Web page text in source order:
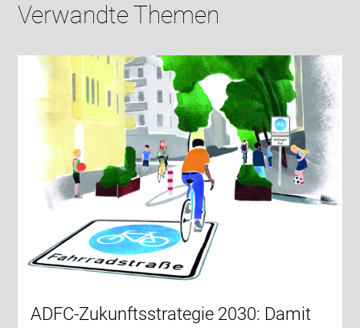
Verwandte Themen
ADFC-Zukunftsstrategie 2030: Damit